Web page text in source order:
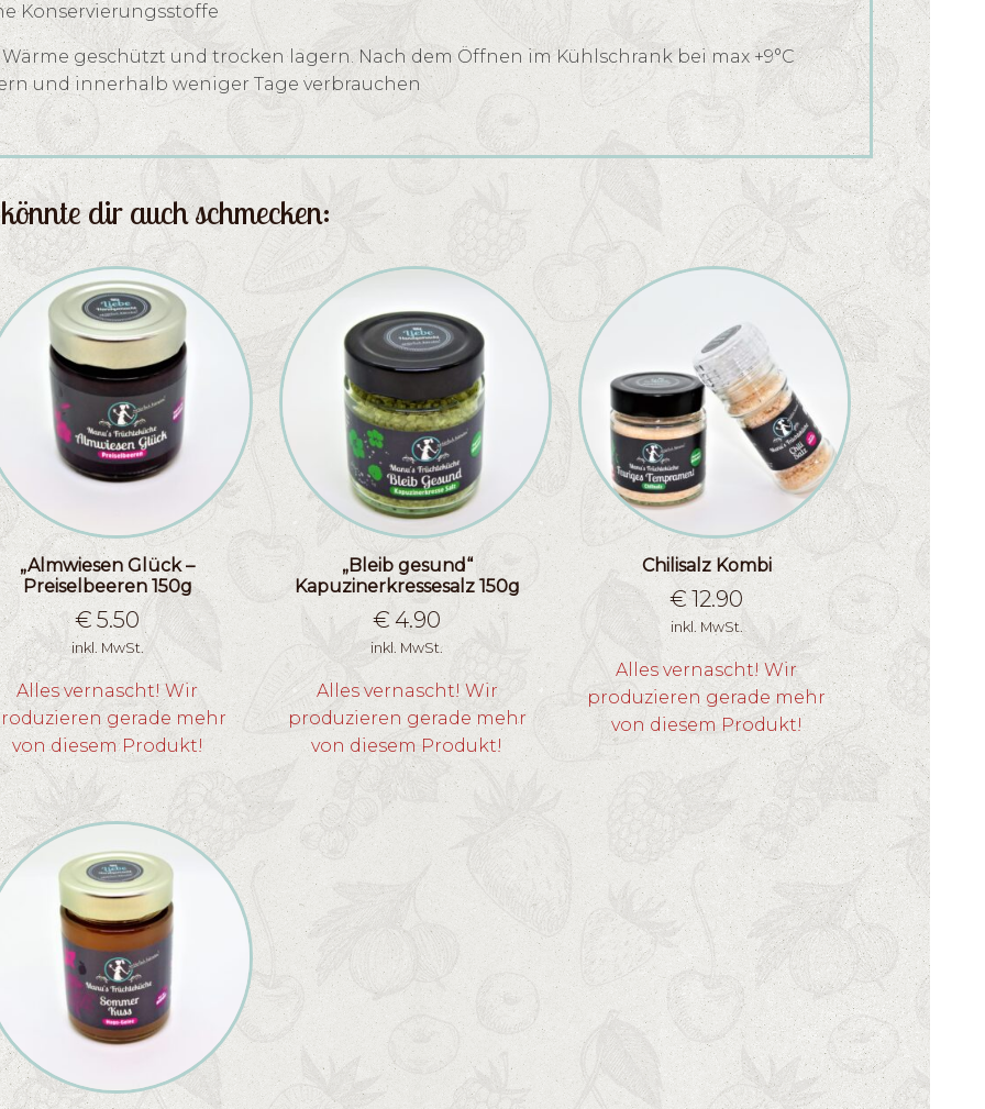
Konservierungsstoffe
Wärme geschützt und trocken lagern. Nach dem Öffnen im Kühlschrank bei max +9°C
und innerhalb weniger Tage verbrauchen
dir auch schmecken:
„Almwiesen Glück –
Preiselbeeren 150g
€ 5.50
inkl. MwSt.
Alles vernascht! Wir
gerade mehr
von diesem Produkt!
„Bleib gesund“
Kapuzinerkressesalz 150g
€ 4.90
inkl. MwSt.
Alles vernascht! Wir
produzieren gerade mehr
von diesem Produkt!
Chilisalz Kombi
€12.90
inkl. MwSt.
Alles vernascht! Wir
produzieren gerade mehr
von diesem Produkt!